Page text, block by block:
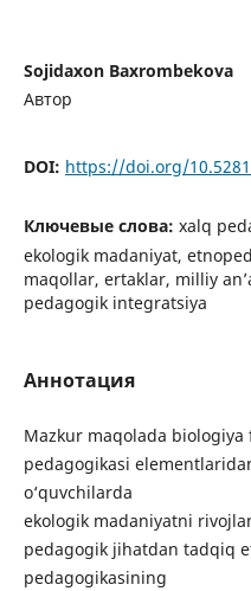
Sojidaxon Baxrombekova
Автор
DOI: https://doi.org/
Ключевые слова: xalq
ekologik madaniyat,
maqollar, ertaklar, milliy
pedagogik integratsiya
Аннотация
Mazkur maqolada biologiya
pedagogikasi
o‘quvchilarda
ekologik madaniyatni
pedagogik jihatdan tadqiq
pedagogikasining